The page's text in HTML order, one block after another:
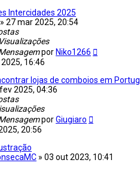
Intercidades 2025
» 27 mar 2025, 20:54
Visualizações
por Niko1266
16:46
lojas de comboios em
2025, 04:36
porGiugiaro
20:56
» 03 out 2023, 10:41